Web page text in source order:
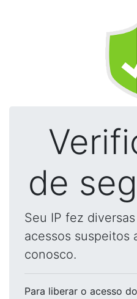
de
Seu IP fez
acessos suspeitos
conosco.
Para liberar o acesso